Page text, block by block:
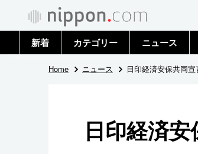
新着 カテゴリー
政治・外交
国際
ニュース
トップ
Home ニュース 日印経済安保共同
日印経済